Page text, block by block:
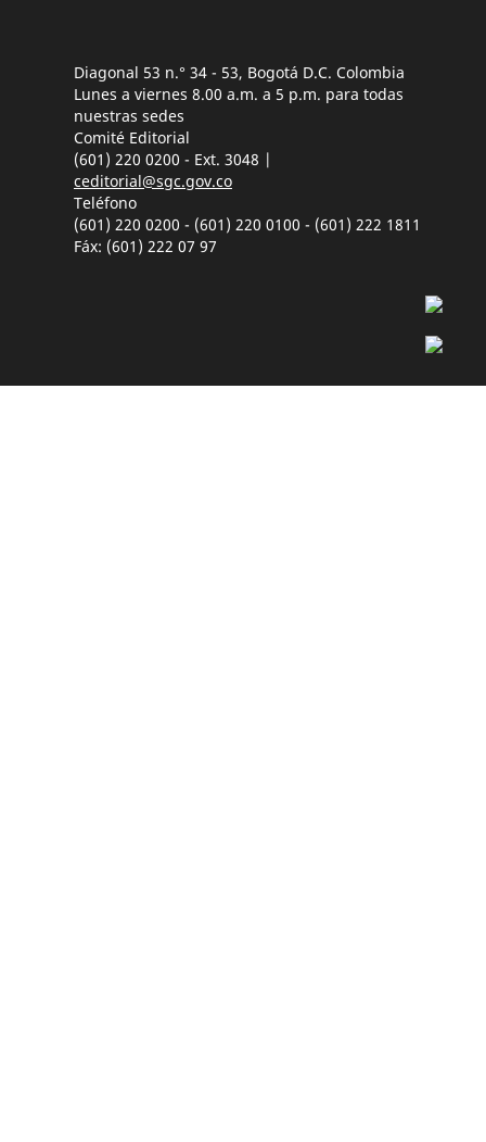
Diagonal 53 n.° 34 - 53, Bogotá D.C. Colombia
Lunes a viernes 8.00 a.m. a 5 p.m. para todas
nuestras sedes
Comité Editorial
(601) 220 0200 - Ext. 3048 |
ceditorial@sgc.gov.co
Teléfono
(601) 220 0200 - (601) 220 0100 - (601) 222 1811
Fáx: (601) 222 07 97